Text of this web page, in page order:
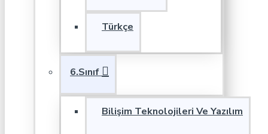
Türkçe
6.Sınıf
Bilişim Teknolojileri Ve Yazılım